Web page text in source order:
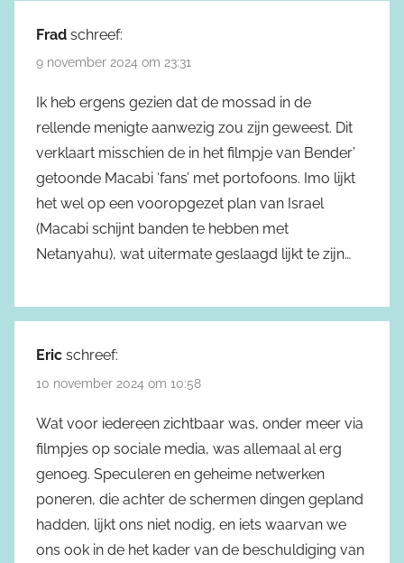
Frad schreef:
9 november 2024 om 23:31
Ik heb ergens gezien dat de mossad in de
rellende menigte aanwezig zou zijn geweest. Dit
verklaart misschien de in het filmpje van Bender’
getoonde Macabi ‘fans’ met portofoons. Imo lijkt
het wel op een vooropgezet plan van Israel
(Macabi schijnt banden te hebben met
Netanyahu), wat uitermate geslaagd lijkt te zijn…
Eric schreef:
10 november 2024 om 10:58
Wat voor iedereen zichtbaar was, onder meer via
filmpjes op sociale media, was allemaal al erg
genoeg. Speculeren en geheime netwerken
poneren, die achter de schermen dingen gepland
hadden, lijkt ons niet nodig, en iets waarvan we
ons ook in de het kader van de beschuldiging van